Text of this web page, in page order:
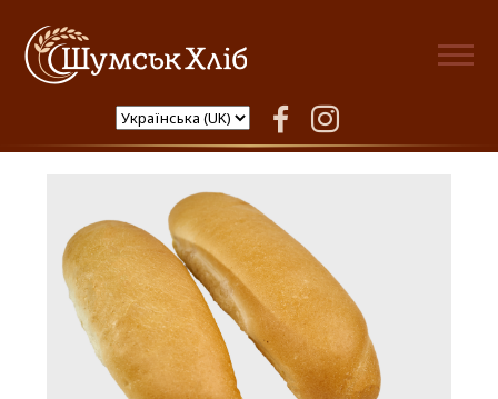
Шумськ Хліб
facebookinstagram